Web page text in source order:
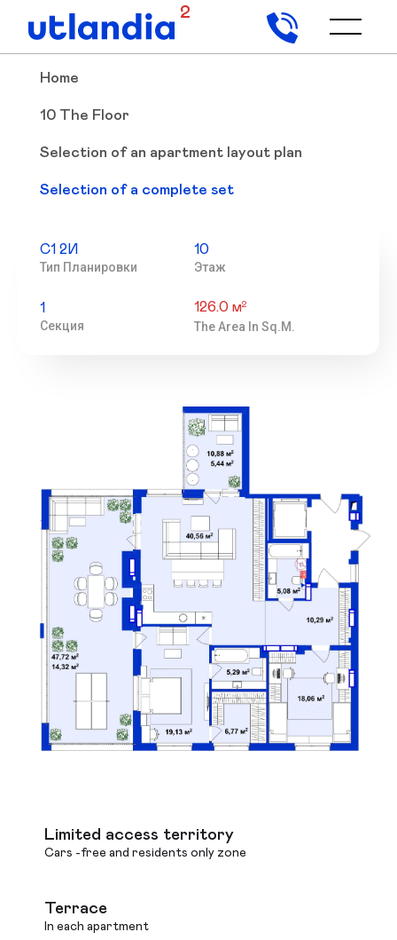
2
Home
10 The Floor
Selection of an apartment layout plan
Selection of a complete set
С1 2И
Тип Планировки
10
Этаж
1
Секция
126.0 м2
The Area In Sq.m.
Limited access territory
Cars -free and residents only zone
Terrace
In each apartment